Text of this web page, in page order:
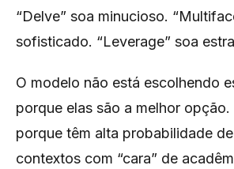
“Delve” soa minucioso.
sofisticado. “Leverage” soa
O modelo não está escolhendo
porque elas são a melhor opção.
porque têm alta probabilidade
contextos com “cara” de